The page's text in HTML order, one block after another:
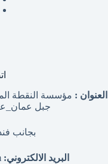
العنوان : مؤسسة النقطة
جبل
بجانب
البريد الالكتروني: info@axialtelecom.com